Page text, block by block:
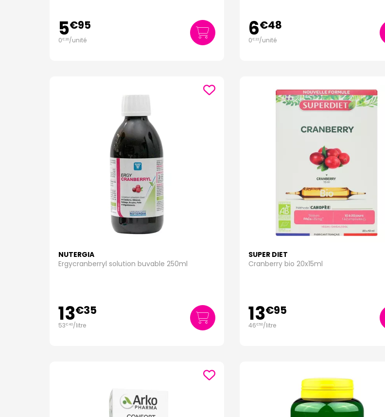
5€95
0€20/unité 6€48
0€22/unité
NUTERGIA
Ergycranberryl solution buvable 250ml
13€35
53€40/litre
SUPER DIET
Cranberry bio 20x15ml
13€95
46€50/litre